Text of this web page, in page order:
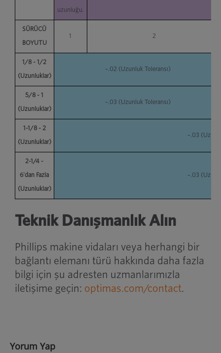
uzunluğu.
SÜRÜCÜ
BOYUTU
1 2
1/8 - 1/2
(Uzunluklar)
–.02 (Uzunluk Toleransı)
5/8 - 1
(Uzunluklar)
–.03 (Uzunluk Toleransı)
1-1/8 - 2
(Uzunluklar)
–.03
2-1/4 -
6'dan Fazla
(Uzunluklar)
–.03
Teknik Danışmanlık Alın
Phillips makine vidaları veya herhangi bir
bağlantı elemanı türü hakkında daha fazla
bilgi için şu adresten uzmanlarımızla
iletişime geçin: optimas.com/contact.
Yorum Yap